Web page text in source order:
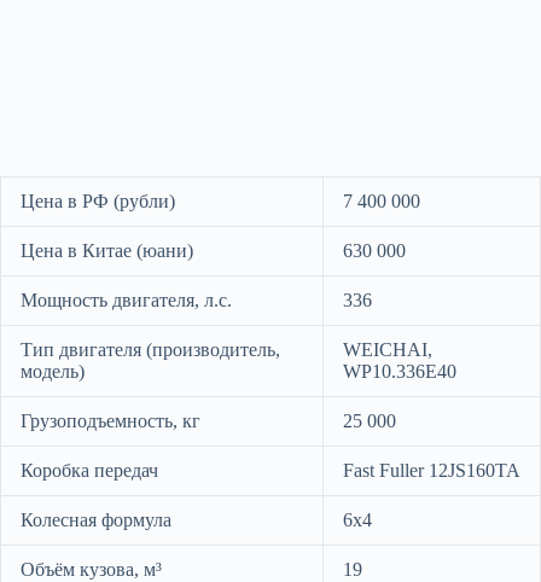
Цена в РФ (рубли) 7 400 000
Цена в Китае (юани) 630 000
Мощность двигателя, л.с. 336
Тип двигателя (производитель,
модель)
WEICHAI,
WP10.336E40
Грузоподъемность, кг 25 000
Коробка передач Fast Fuller 12JS160TA
Колесная формула 6х4
Объём кузова, м³ 19